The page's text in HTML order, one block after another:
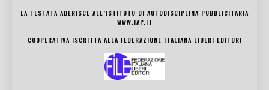
LA TESTATA ADERISCE ALL’ISTITUTO DI AUTODISCIPLINA PUBBLICITARIA
WWW.IAP.IT
COOPERATIVA ISCRITTA ALLA FEDERAZIONE ITALIANA LIBERI EDITORI